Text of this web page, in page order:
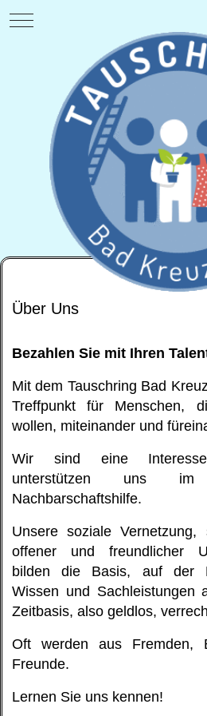
Mobile Menu Toggle
Über Uns
Bezahlen Sie mit Ihren
Mit dem Tauschring Bad
Treffpunkt für Menschen,
wollen, miteinander und
Wir sind eine
unterstützen uns
Nachbarschaftshilfe.
Unsere soziale Vernetzung,
offener und freundlicher
bilden die Basis, auf der
Wissen und Sachleistungen
Zeitbasis, also geldlos,
Oft werden aus Fremden,
Freunde.
Lernen Sie uns kennen!